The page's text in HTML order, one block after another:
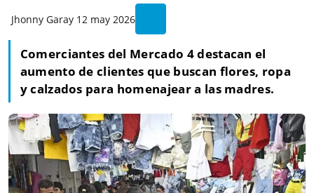
Jhonny Garay 12 may 2026
Comerciantes del Mercado 4 destacan el
aumento de clientes que buscan flores, ropa
y calzados para homenajear a las madres.